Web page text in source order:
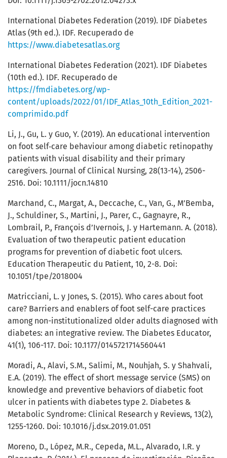
International Diabetes Federation (2019). IDF Diabetes
Atlas (9th ed.). IDF. Recuperado de
https://www.diabetesatlas.org
International Diabetes Federation (2021). IDF Diabetes
(10th ed.). IDF. Recuperado de
https://fmdiabetes.org/wp-
content/uploads/2022/01/IDF_Atlas_10th_Edition_2021-
comprimido.pdf
Li, J., Gu, L. y Guo, Y. (2019). An educational intervention
on foot self‐care behaviour among diabetic retinopathy
patients with visual disability and their primary
caregivers. Journal of Clinical Nursing, 28(13-14), 2506-
2516. Doi: 10.1111/jocn.14810
Marchand, C., Margat, A., Deccache, C., Van, G., M’Bemba,
J., Schuldiner, S., Martini, J., Parer, C., Gagnayre, R.,
Lombrail, P., François d’Ivernois, J. y Hartemann. A. (2018).
Evaluation of two therapeutic patient education
programs for prevention of diabetic foot ulcers.
Education Therapeutic du Patient, 10, 2-8. Doi:
10.1051/tpe/2018004
Matricciani, L. y Jones, S. (2015). Who cares about foot
care? Barriers and enablers of foot self-care practices
among non-institutionalized older adults diagnosed with
diabetes: an integrative review. The Diabetes Educator,
41(1), 106-117. Doi: 10.1177/0145721714560441
Moradi, A., Alavi, S.M., Salimi, M., Nouhjah, S. y Shahvali,
E.A. (2019). The effect of short message service (SMS) on
knowledge and preventive behaviors of diabetic foot
ulcer in patients with diabetes type 2. Diabetes &
Metabolic Syndrome: Clinical Research y Reviews, 13(2),
1255-1260. Doi: 10.1016/j.dsx.2019.01.051
Moreno, D., López, M.R., Cepeda, M.L., Alvarado, I.R. y